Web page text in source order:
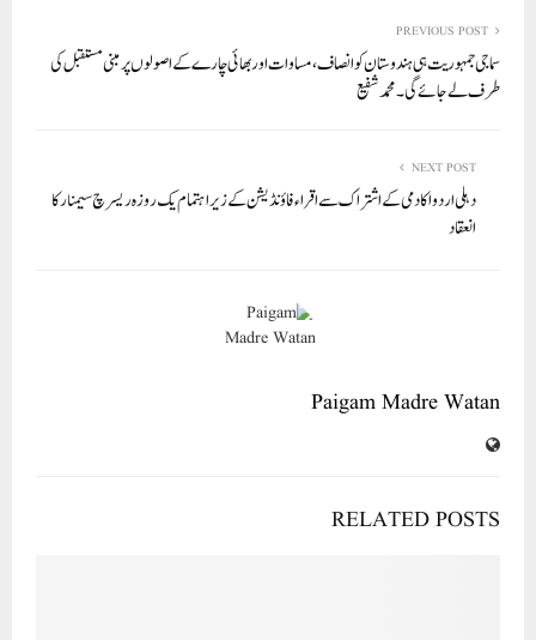
A
pp
ok
r
In PREVIOUS POST
سماجی جمہوریت ہی ہندوستان کو انصاف، مساوات اور بھائی چارے کے اصولوں پر مبنی مستقبل کی
طرف لے جائے گی۔ محمد شفیع
NEXT POST
دہلی اردو اکادمی کے اشتراک سے اقراء فاؤنڈیشن کے زیر اہتمام یک روزہ ریسرچ سیمنار کا
انعقاد
Paigam Madre Watan
RELATED POSTS